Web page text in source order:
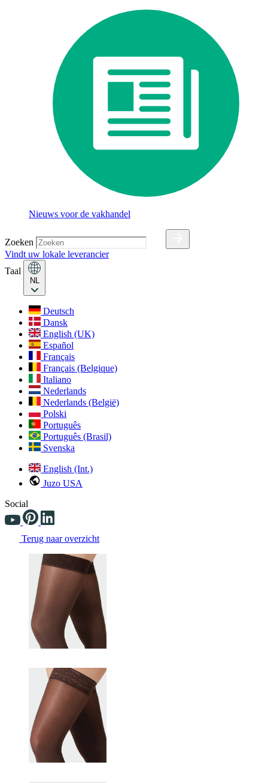
Nieuws voor de vakhandel
Zoeken
Vindt uw lokale leverancier
Taal
NL
Deutsch
Dansk
English (UK)
Español
Français
Français (Belgique)
Italiano
Nederlands
Nederlands (België)
Polski
Português
Português (Brasil)
Svenska
English (Int.)
Juzo USA
Social
Terug naar overzicht